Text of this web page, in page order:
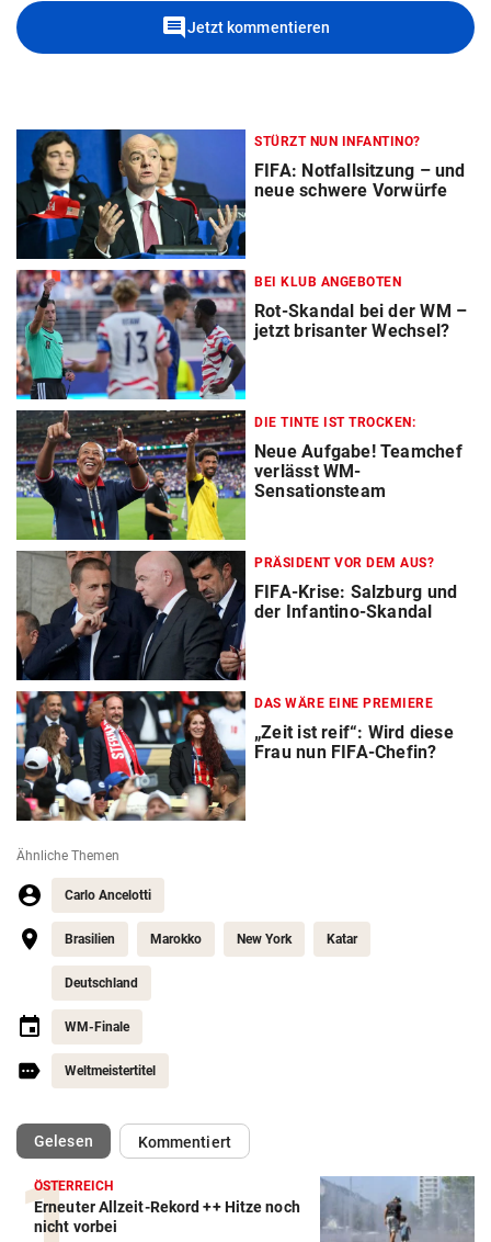
commentJetzt kommentieren
STÜRZT NUN INFANTINO?
FIFA: Notfallsitzung – und
neue schwere Vorwürfe
BEI KLUB ANGEBOTEN
Rot-Skandal bei der WM –
jetzt brisanter Wechsel?
DIE TINTE IST TROCKEN:
Neue Aufgabe! Teamchef
verlässt WM-
Sensationsteam
PRÄSIDENT VOR DEM AUS?
FIFA-Krise: Salzburg und
der Infantino-Skandal
DAS WÄRE EINE PREMIERE
„Zeit ist reif“: Wird diese
Frau nun FIFA-Chefin?
Ähnliche Themen
Carlo Ancelotti
Brasilien Marokko New York Katar
Deutschland
WM-Finale
Weltmeistertitel
Gelesen(ausgewählt)Kommentiert
ÖSTERREICH
Erneuter Allzeit-Rekord ++ Hitze noch
nicht vorbei
Action-Cam Vergleich